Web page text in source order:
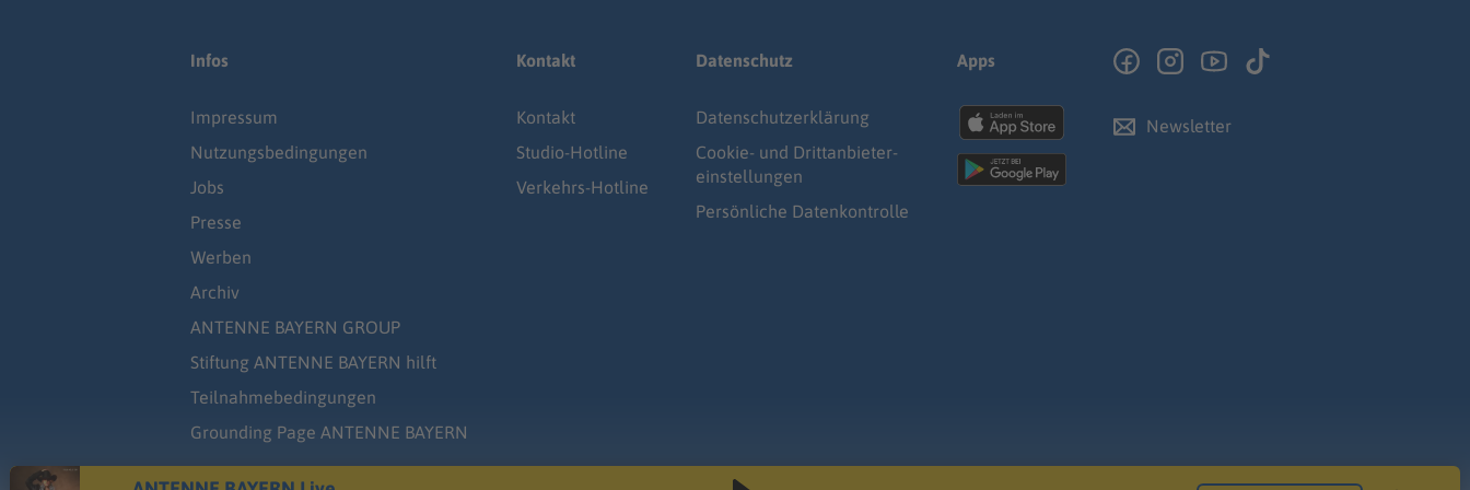
Infos
Impressum
Nutzungsbedingungen
Jobs
Presse
Werben
Archiv
ANTENNE BAYERN GROUP
Stiftung ANTENNE BAYERN hilft
Teilnahmebedingungen
Grounding Page ANTENNE BAYERN
Kontakt
Kontakt
Studio-Hotline
Verkehrs-Hotline
Datenschutz
Datenschutz­erklärung
Cookie- und Drittanbieter-
einstellungen
Persönliche Datenkontrolle
Apps
Newsletter